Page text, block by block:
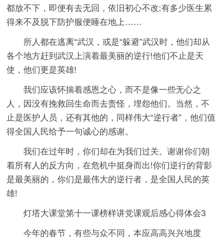
都放不下，即便有去无回，依旧初心不改;有多少医生累
得来不及脱下防护服便睡在地上……
所人都在逃离“武汉，或是“躲避”武汉时，他们却从
各个地方赶到武汉上演着最美丽的逆行!他们不止是天
使，他们更是英雄!
我们应该怀揣着感恩之心，而不是像一些无心之
人，因没有挽救回生命而去责怪，埋怨他们。当然，不
止是医护人员，还有其他的，同样伟大“逆行者”，他们值
得全国人民给予一句诚心的感谢。
我们在过年时，你们却在为我们过关。谢谢你们朝
着所有人的反方向，在危机中挺身而出!你们逆行的背影
是最美丽的，你们是最伟大的逆行者，是全国人民的英
雄!
灯塔大课堂第十一课榜样讲党课观后感心得体会3
今年的春节，有些与众不同，本应高高兴兴地度